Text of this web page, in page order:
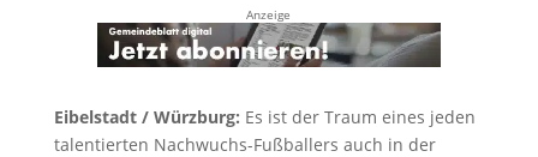
Anzeige
Eibelstadt / Würzburg: Es ist der Traum eines jeden
talentierten Nachwuchs-Fußballers auch in der